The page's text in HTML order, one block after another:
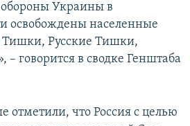
Украины в
освобождены населенные
Тишки, Русские Тишки,
говорится в сводке Генштаба
отметили, что Россия с целью